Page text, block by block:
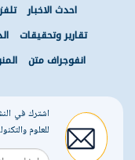
احدث الاخبار
تقارير وتحقيقات
انفوجراف متن
اشترك في
للعلوم